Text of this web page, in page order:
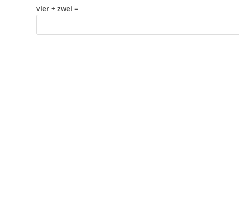
vier + zwei =